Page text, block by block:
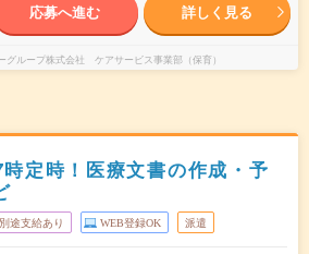
応募へ進む 詳しく見る
グループ株式会社 ケアサービス事業部（保育）
定時！医療文書の作成・予
途支給あり WEB登録OK 派遣